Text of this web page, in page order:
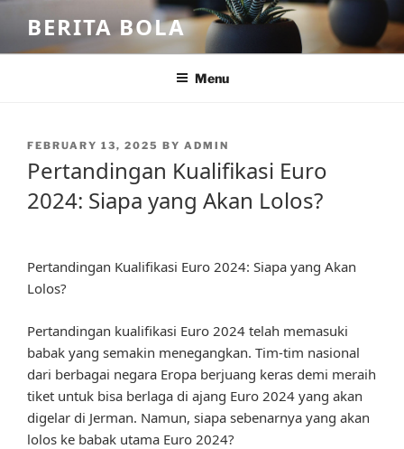
content
BERITA BOLA
Menu
POSTED
FEBRUARY 13, 2025 BY ADMIN
Pertandingan Kualifikasi Euro
2024: Siapa yang Akan Lolos?
Pertandingan Kualifikasi Euro 2024: Siapa yang Akan
Lolos?
Pertandingan kualifikasi Euro 2024 telah memasuki
babak yang semakin menegangkan. Tim-tim nasional
dari berbagai negara Eropa berjuang keras demi meraih
tiket untuk bisa berlaga di ajang Euro 2024 yang akan
digelar di Jerman. Namun, siapa sebenarnya yang akan
lolos ke babak utama Euro 2024?